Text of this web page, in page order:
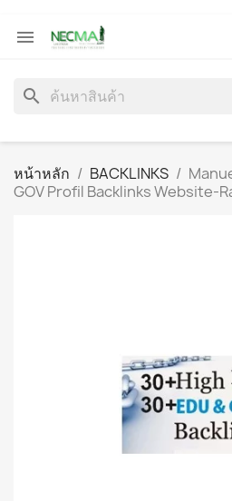

search
หน้าหลัก BACKLINKS
GOV Profil Backlinks Website-